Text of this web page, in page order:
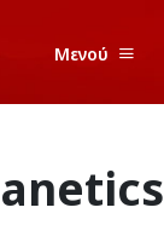
Μενού